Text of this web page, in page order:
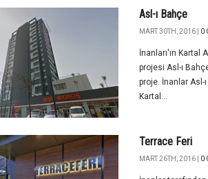
Asl-ı Bahçe
MART 30TH, 2016 | 0
İnanları'ın Kartal
projesi Asl-ı
proje. İnanlar Asl-
Kartal...
Terrace Feri
MART 26TH, 2016 | 0